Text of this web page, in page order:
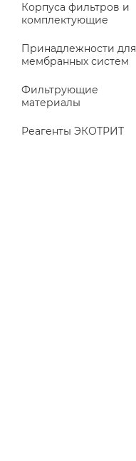
Корпуса фильтров и
комплектующие
Принадлежности для
мембранных систем
Фильтрующие
материалы
Реагенты ЭКОТРИТ